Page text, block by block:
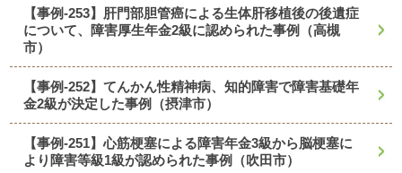
【事例-253】肝門部胆管癌による生体肝移植後の後遺症
について、障害厚生年金2級に認められた事例（高槻
市）
【事例-252】てんかん性精神病、知的障害で障害基礎年
金2級が決定した事例（摂津市）
【事例-251】心筋梗塞による障害年金3級から脳梗塞に
より障害等級1級が認められた事例（吹田市）